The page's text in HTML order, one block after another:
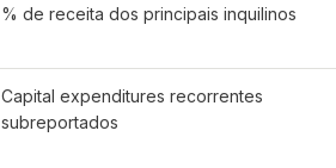
% de receita dos principais inquilinos
Capital expenditures recorrentes
subreportados